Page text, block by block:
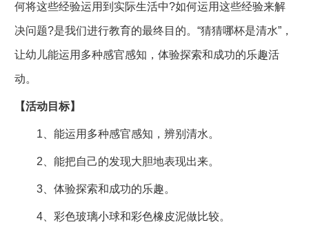
何将这些经验运用到实际生活中?如何运用这些经验来解
决问题?是我们进行教育的最终目的。“猜猜哪杯是清水”，
让幼儿能运用多种感官感知，体验探索和成功的乐趣活
动。
【活动目标】
1、能运用多种感官感知，辨别清水。
2、能把自己的发现大胆地表现出来。
3、体验探索和成功的乐趣。
4、彩色玻璃小球和彩色橡皮泥做比较。